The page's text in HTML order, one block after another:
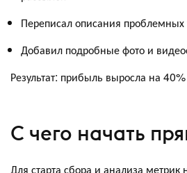
Переписал описания проблемных
Добавил подробные фото и
Результат: прибыль выросла на
С чего начать
Для старта сбора и анализа